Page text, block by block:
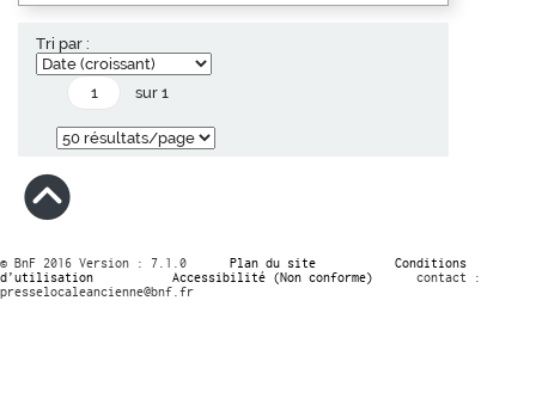
Tri par :
sur 1
© BnF 2016 Version : 7.1.0 Plan du site
Conditions
d’utilisation
Accessibilité (Non conforme)
contact :
presselocaleancienne@bnf.fr